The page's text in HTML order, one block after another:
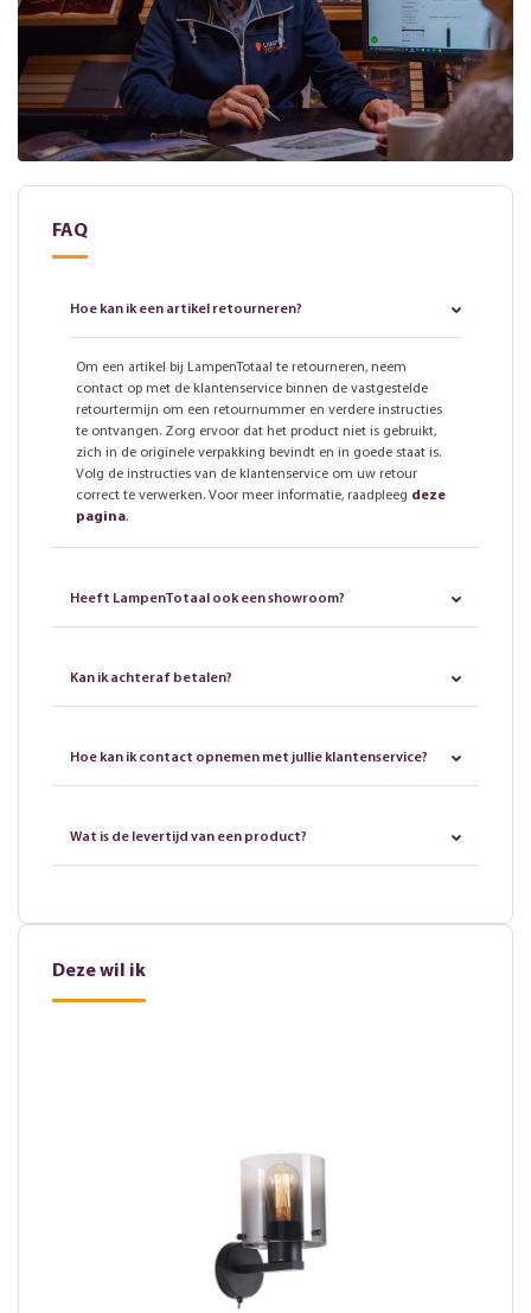
FAQ
Hoe kan ik een artikel retourneren?
Om een artikel bij LampenTotaal te retourneren, neem
contact op met de klantenservice binnen de vastgestelde
retourtermijn om een retournummer en verdere instructies
te ontvangen. Zorg ervoor dat het product niet is gebruikt,
zich in de originele verpakking bevindt en in goede staat is.
Volg de instructies van de klantenservice om uw retour
correct te verwerken. Voor meer informatie, raadpleeg deze
pagina.
Heeft LampenTotaal ook een showroom?
Kan ik achteraf betalen?
Hoe kan ik contact opnemen met jullie klantenservice?
Wat is de levertijd van een product?
Deze wil ik